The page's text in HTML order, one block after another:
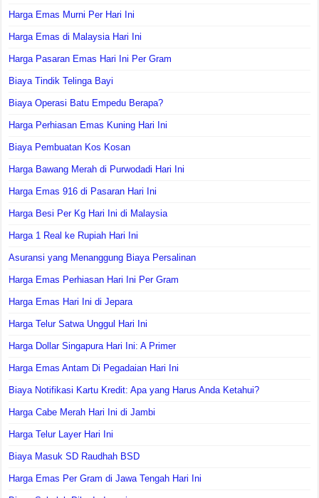
Harga Emas Murni Per Hari Ini
Harga Emas di Malaysia Hari Ini
Harga Pasaran Emas Hari Ini Per Gram
Biaya Tindik Telinga Bayi
Biaya Operasi Batu Empedu Berapa?
Harga Perhiasan Emas Kuning Hari Ini
Biaya Pembuatan Kos Kosan
Harga Bawang Merah di Purwodadi Hari Ini
Harga Emas 916 di Pasaran Hari Ini
Harga Besi Per Kg Hari Ini di Malaysia
Harga 1 Real ke Rupiah Hari Ini
Asuransi yang Menanggung Biaya Persalinan
Harga Emas Perhiasan Hari Ini Per Gram
Harga Emas Hari Ini di Jepara
Harga Telur Satwa Unggul Hari Ini
Harga Dollar Singapura Hari Ini: A Primer
Harga Emas Antam Di Pegadaian Hari Ini
Biaya Notifikasi Kartu Kredit: Apa yang Harus Anda Ketahui?
Harga Cabe Merah Hari Ini di Jambi
Harga Telur Layer Hari Ini
Biaya Masuk SD Raudhah BSD
Harga Emas Per Gram di Jawa Tengah Hari Ini